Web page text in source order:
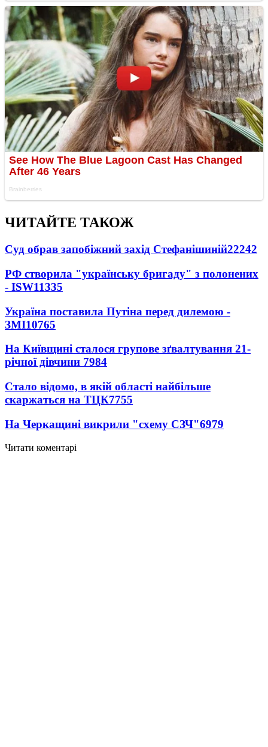
ЧИТАЙТЕ ТАКОЖ
Суд обрав запобіжний захід Стефанішиній22242
РФ створила "українську бригаду" з полонених
- ISW11335
Україна поставила Путіна перед дилемою -
ЗМІ10765
На Київщині сталося групове зґвалтування 21-
річної дівчини 7984
Стало відомо, в якій області найбільше
скаржаться на ТЦК7755
На Черкащині викрили "схему СЗЧ"6979
Читати коментарі